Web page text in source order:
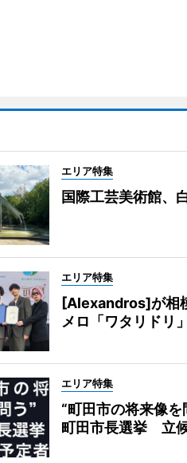
エリア特集
国際工芸美術館、
エリア特集
[Alexandros]が相
メロ「ワタリドリ
エリア特集
“町田市の将来像を
町田市長選挙 立